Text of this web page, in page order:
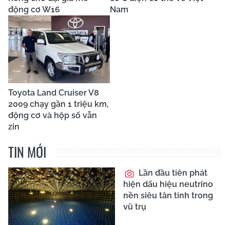
động cơ W16
Nam
Toyota Land Cruiser V8
2009 chạy gần 1 triệu km,
động cơ và hộp số vẫn
zin
TIN MỚI
Lần đầu tiên phát
hiện dấu hiệu neutrino
nền siêu tân tinh trong
vũ trụ